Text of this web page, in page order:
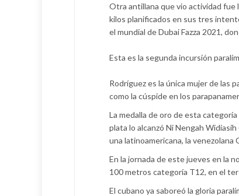
Otra antillana que vio actividad fue
kilos planificados en sus tres
el mundial de Dubai Fazza 2021,
Esta es la segunda incursión
Rodríguez es la única mujer de las
como la cúspide en los
La medalla de oro de esta
plata lo alcanzó Ni Nengah
una latinoamericana, la
En la jornada de este jueves en la
100 metros categoría T12, en el
El cubano ya saboreó la gloria